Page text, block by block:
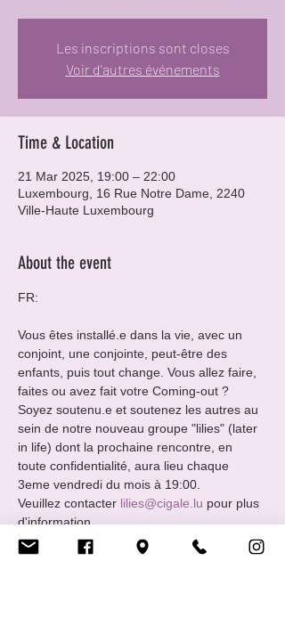
Les inscriptions sont closes
Voir d'autres événements
Time & Location
21 Mar 2025, 19:00 – 22:00
Luxembourg, 16 Rue Notre Dame, 2240
Ville-Haute Luxembourg
About the event
FR:
Vous êtes installé.e dans la vie, avec un
conjoint, une conjointe, peut-être des
enfants, puis tout change. Vous allez faire,
faites ou avez fait votre Coming-out ?
Soyez soutenu.e et soutenez les autres au
sein de notre nouveau groupe "lilies" (later
in life) dont la prochaine rencontre, en
toute confidentialité, aura lieu chaque
3eme vendredi du mois à 19:00.
Veuillez contacter lilies@cigale.lu pour plus
d'information
Merci!